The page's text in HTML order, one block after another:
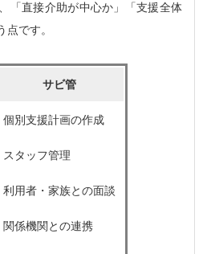
「直接介助が中心か」「支援全体
です。
サビ管
個別支援計画の作成
スタッフ管理
利用者・家族との面談
関係機関との連携